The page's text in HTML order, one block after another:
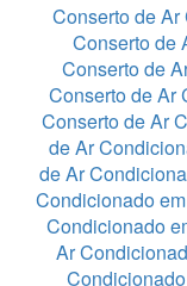
Conserto de
Conserto de
Conserto de
Conserto de Ar
Conserto de Ar
de Ar
de Ar
Condicionado
Condicionado
Ar